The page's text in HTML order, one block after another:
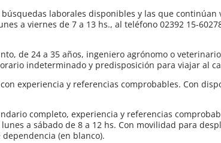
laborales disponibles y las que continúan
a viernes de 7 a 13 hs., al teléfono 02392 15-
de 24 a 35 años, ingeniero agrónomo o
indeterminado y predisposición para viajar al
con experiencia y referencias comprobables. Con
completo, experiencia y referencias
a sábado de 8 a 12 hs. Con movilidad para
(en blanco).